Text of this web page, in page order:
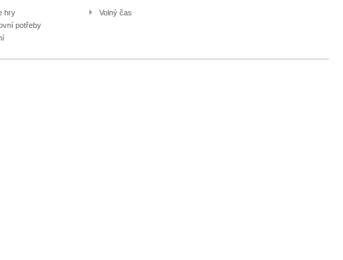
hry
potřeby
Volný čas